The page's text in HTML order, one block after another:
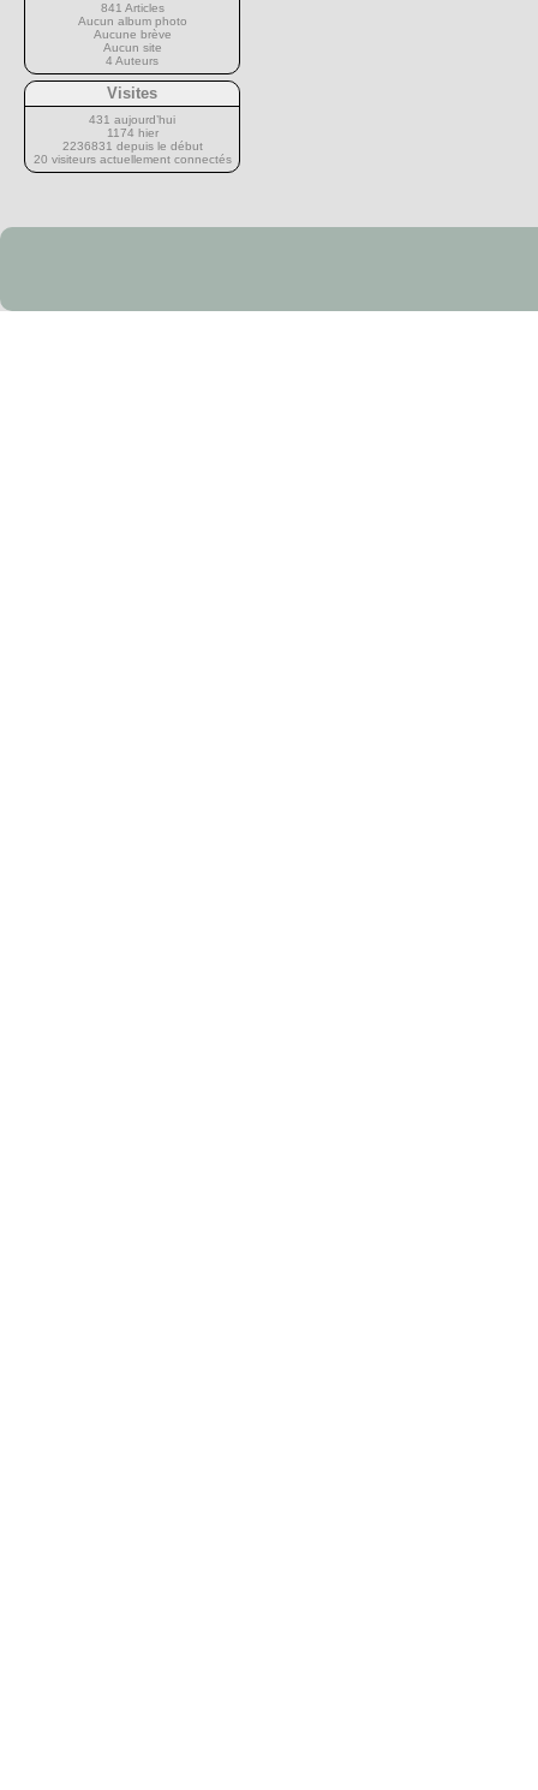
841 Articles
Aucun album photo
Aucune brève
Aucun site
4 Auteurs
Visites
431 aujourd’hui
1174 hier
2236831 depuis le début
20 visiteurs actuellement connectés